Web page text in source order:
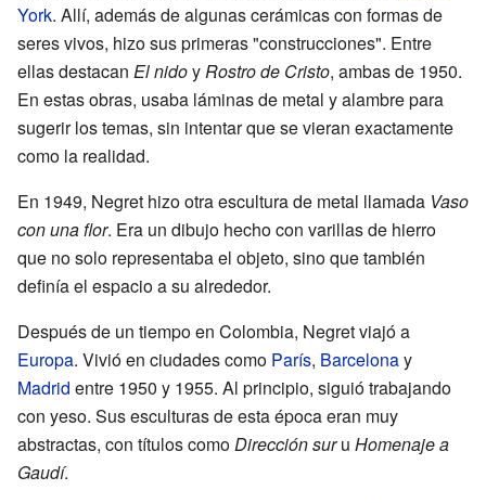
York. Allí, además de algunas cerámicas con formas de
seres vivos, hizo sus primeras "construcciones". Entre
ellas destacan El nidoyRostro de Cristo, ambas de 1950.
En estas obras, usaba láminas de metal y alambre para
sugerir los temas, sin intentar que se vieran exactamente
como la realidad.
En 1949, Negret hizo otra escultura de metal llamada Vaso
con una flor. Era un dibujo hecho con varillas de hierro
que no solo representaba el objeto, sino que también
definía el espacio a su alrededor.
Después de un tiempo en Colombia, Negret viajó a
Europa. Vivió en ciudades como París, Barcelonay
Madrid entre 1950 y 1955. Al principio, siguió trabajando
con yeso. Sus esculturas de esta época eran muy
abstractas, con títulos comoDirección suru Homenaje a
Gaudí.